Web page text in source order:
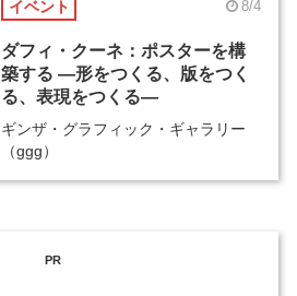
イベント 8/4
ダフィ・クーネ：ポスターを構
築する ―形をつくる、版をつく
る、表現をつくる―
ギンザ・グラフィック・ギャラリー
（ggg）
PR